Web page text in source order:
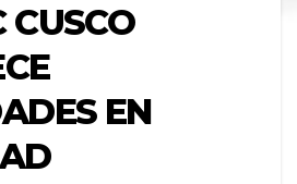
CUSCO
EN